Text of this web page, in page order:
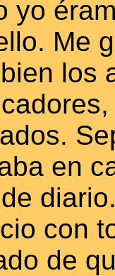
yo
Me
los
en
con
de